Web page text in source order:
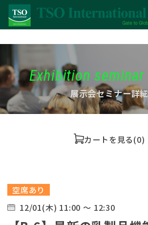
Exhibition
展示会セミナー詳
カートを見る(0)
空席あり
12/01(木) 11:00 ～ 12:30